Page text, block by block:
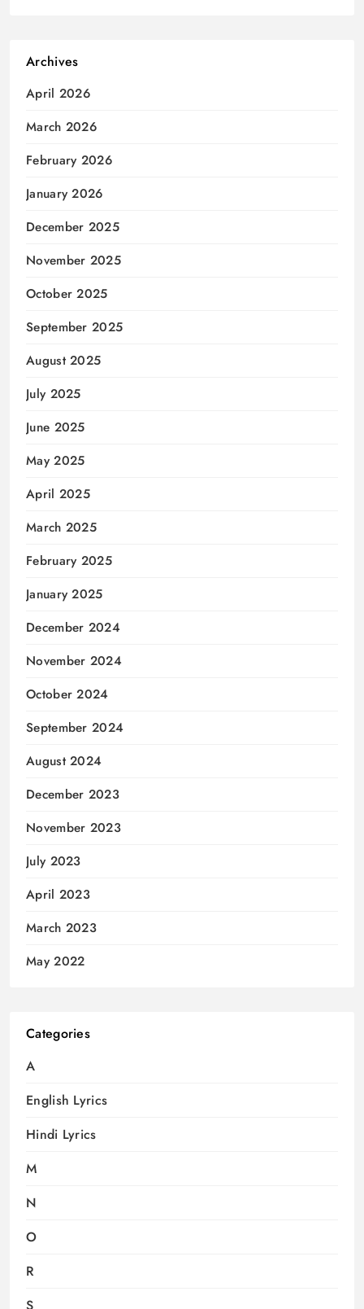
Archives
April 2026
March 2026
February 2026
January 2026
December 2025
November 2025
October 2025
September 2025
August 2025
July 2025
June 2025
May 2025
April 2025
March 2025
February 2025
January 2025
December 2024
November 2024
October 2024
September 2024
August 2024
December 2023
November 2023
July 2023
April 2023
March 2023
May 2022
Categories
A
English Lyrics
Hindi Lyrics
M
N
O
R